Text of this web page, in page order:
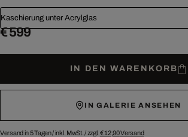
Kaschierung unter Acrylglas
€ 599
IN DEN WARENKORB
IN GALERIE ANSEHEN
Versand in 5 Tagen /inkl. MwSt. / zzgl. € 12,90Versand